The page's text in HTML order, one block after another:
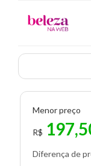
Menor preço
R$
Diferença de